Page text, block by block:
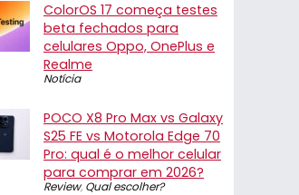
ColorOS 17 começa testes
beta fechados para
celulares Oppo, OnePlus e
Realme
Notícia
POCO X8 Pro Max vs Galaxy
S25 FE vs Motorola Edge 70
Pro: qual é o melhor celular
para comprar em 2026?
Review, Qual escolher?